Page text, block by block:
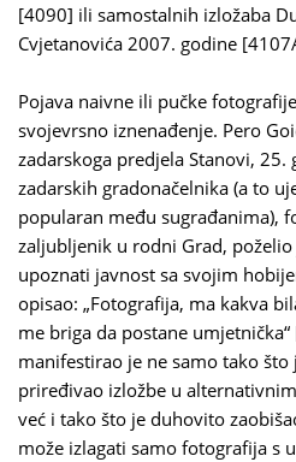
[4090] ili samostalnih izložaba
Cvjetanovića 2007. godine
Pojava naivne ili pučke
svojevrsno iznenađenje. Pero
zadarskoga predjela Stanovi, 25.
zadarskih gradonačelnika (a to
popularan među sugrađanima),
zaljubljenik u rodni Grad,
upoznati javnost sa svojim
opisao: „Fotografija, ma kakva
me briga da postane
manifestirao je ne samo tako što
priređivao izložbe u
već i tako što je duhovito
može izlagati samo fotografija s